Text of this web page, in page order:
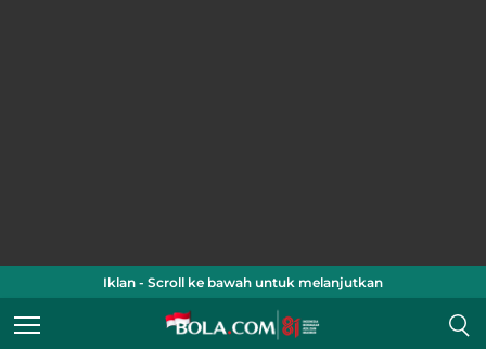
Iklan - Scroll ke bawah untuk melanjutkan